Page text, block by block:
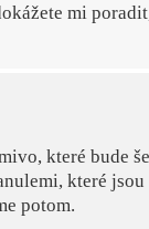
mi
které bude
které
potom.